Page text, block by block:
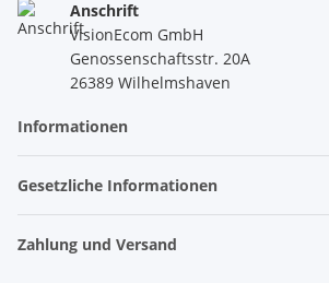
Anschrift
VisionEcom GmbH
Genossenschaftsstr. 20A
26389 Wilhelmshaven
Informationen
Gesetzliche Informationen
Zahlung und Versand